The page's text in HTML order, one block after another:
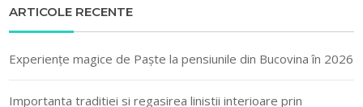
ARTICOLE RECENTE
Experiențe magice de Paște la pensiunile din Bucovina în 2026
Importanta traditiei si regasirea linistii interioare prin